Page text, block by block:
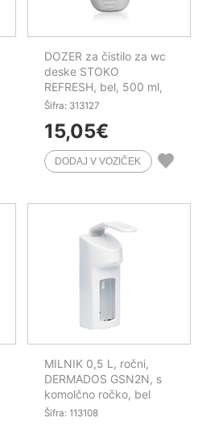
DOZER za čistilo za wc
deske STOKO
REFRESH, bel, 500 ml,
Stoko
Šifra: 313127
15,05€
MILNIK 0,5 L, ročni,
DERMADOS GSN2N, s
komolčno ročko, bel
Šifra: 113108